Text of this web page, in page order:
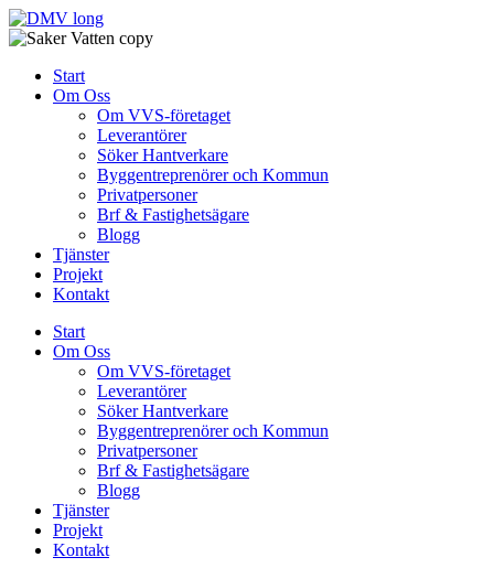
Skip
to
Start
Om Oss
Om VVS-företaget
Leverantörer
Söker Hantverkare
Byggentreprenörer och Kommun
Privatpersoner
Brf & Fastighetsägare
Blogg
Tjänster
Projekt
Kontakt
Start
Om Oss
Om VVS-företaget
Leverantörer
Söker Hantverkare
Byggentreprenörer och Kommun
Privatpersoner
Brf & Fastighetsägare
Blogg
Tjänster
Projekt
Kontakt